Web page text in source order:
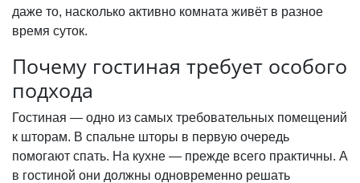
даже то, насколько активно комната живёт в разное
время суток.
Почему гостиная требует особого
подхода
Гостиная — одно из самых требовательных помещений
к шторам. В спальне шторы в первую очередь
помогают спать. На кухне — прежде всего практичны. А
в гостиной они должны одновременно решать